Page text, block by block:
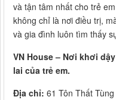
và tận tâm nhất cho trẻ
không chỉ là nơi điều trị,
và gia đình luôn tìm thấy
VN House – Nơi khơi
lai của trẻ em.
Địa chỉ: 61 Tôn Thất